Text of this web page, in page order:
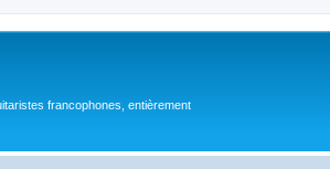
francophones, entièrement